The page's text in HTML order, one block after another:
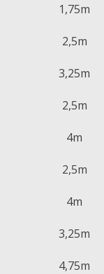
1,75m
2,5m
3,25m
2,5m
4m
2,5m
4m
3,25m
4,75m